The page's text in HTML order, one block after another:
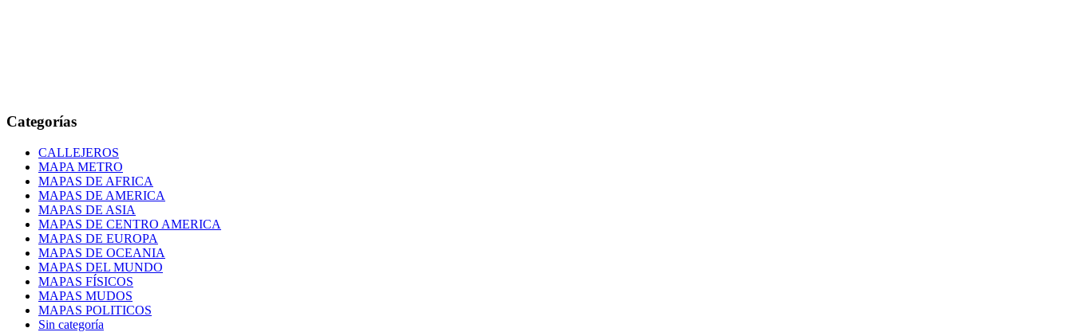
Categorías
CALLEJEROS
MAPA METRO
MAPAS DE AFRICA
MAPAS DE AMERICA
MAPAS DE ASIA
MAPAS DE CENTRO AMERICA
MAPAS DE EUROPA
MAPAS DE OCEANIA
MAPAS DEL MUNDO
MAPAS FÍSICOS
MAPAS MUDOS
MAPAS POLITICOS
Sin categoría